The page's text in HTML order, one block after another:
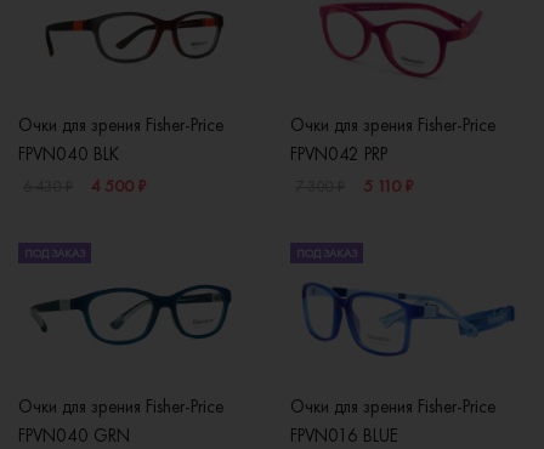
Очки для зрения Fisher-Price
FPVN040 BLK
4 500 ₽
Очки для зрения Fisher-Price
FPVN042 PRP
5 110 ₽
ПОД ЗАКАЗ
Очки для зрения Fisher-Price
FPVN040 GRN
ПОД ЗАКАЗ
Очки для зрения Fisher-Price
FPVN016 BLUE